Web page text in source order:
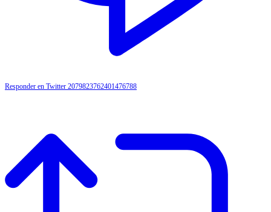
Responder en Twitter 2079823762401476788